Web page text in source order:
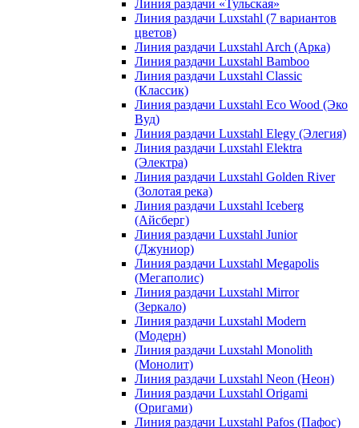
Линия раздачи «Тульская»
Линия раздачи Luxstahl (7 вариантов
цветов)
Линия раздачи Luxstahl Arch (Арка)
Линия раздачи Luxstahl Bamboo
Линия раздачи Luxstahl Classic
(Классик)
Линия раздачи Luxstahl Eco Wood (Эко
Вуд)
Линия раздачи Luxstahl Elegy (Элегия)
Линия раздачи Luxstahl Elektra
(Электра)
Линия раздачи Luxstahl Golden River
(Золотая река)
Линия раздачи Luxstahl Iceberg
(Айсберг)
Линия раздачи Luxstahl Junior
(Джуниор)
Линия раздачи Luxstahl Megapolis
(Мегаполис)
Линия раздачи Luxstahl Mirror
(Зеркало)
Линия раздачи Luxstahl Modern
(Модерн)
Линия раздачи Luxstahl Monolith
(Монолит)
Линия раздачи Luxstahl Neon (Неон)
Линия раздачи Luxstahl Origami
(Оригами)
Линия раздачи Luxstahl Pafos (Пафос)